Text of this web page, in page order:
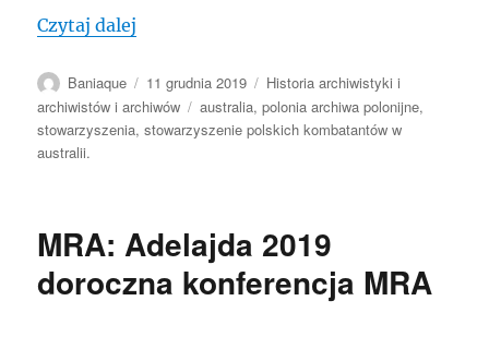
Czytaj dalej
Autor
Baniaque
Data
publikacji
11 grudnia 2019 Kategorie
Historia archiwistyki i
archiwistów i archiwów
Tagi
australia,polonia archiwa polonijne,
stowarzyszenia,stowarzyszenie polskich kombatantów w
australii.
MRA: Adelajda 2019
doroczna konferencja MRA